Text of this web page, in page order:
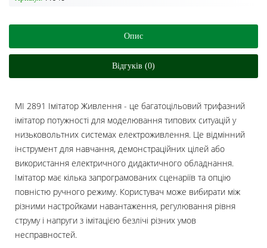
Опис
Відгуків (0)
MI 2891 Імітатор Живлення - це багатоцільовий трифазний
імітатор потужності для моделювання типових ситуацій у
низьковольтних системах електроживлення. Це відмінний
інструмент для навчання, демонстраційних цілей або
використання електричного дидактичного обладнання.
Імітатор має кілька запрограмованих сценаріїв та опцію
повністю ручного режиму. Користувач може вибирати між
різними настройками навантаження, регулювання рівня
струму і напруги з імітацією безлічі різних умов
несправностей.